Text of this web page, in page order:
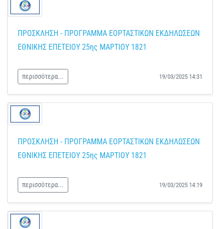
ΠΡΟΣΚΛΗΣΗ - ΠΡΟΓΡΑΜΜΑ ΕΟΡΤΑΣΤΙΚΩΝ ΕΚΔΗΛΩΣΕΩΝ
ΕΘΝΙΚΗΣ ΕΠΕΤΕΙΟΥ 25ης ΜΑΡΤΙΟΥ 1821
περισσότερα... 19/03/2025 14:31
ΠΡΟΣΚΛΗΣΗ - ΠΡΟΓΡΑΜΜΑ ΕΟΡΤΑΣΤΙΚΩΝ ΕΚΔΗΛΩΣΕΩΝ
ΕΘΝΙΚΗΣ ΕΠΕΤΕΙΟΥ 25ης ΜΑΡΤΙΟΥ 1821
περισσότερα... 19/03/2025 14:19